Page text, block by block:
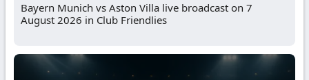
Bayern Munich vs Aston Villa live broadcast on 7
August 2026 in Club Friendlies